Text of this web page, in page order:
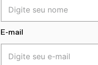
E-mail